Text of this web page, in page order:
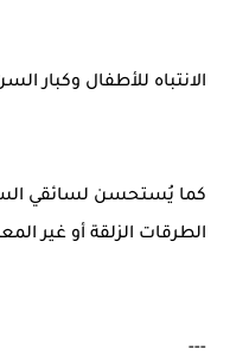
الانتباه للأطفال وكبار
كما يُستحسن لسائقي
الطرقات الزلقة أو غير
---